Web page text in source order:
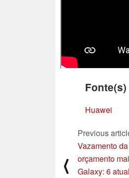
Fonte(s)
Huawei
⟨
Previous
Vazamento
orçamento
Galaxy: 6